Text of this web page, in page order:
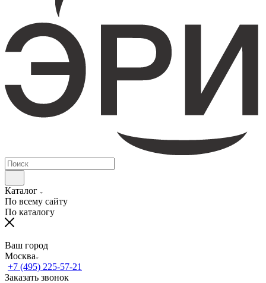
Каталог
По всему сайту
По каталогу
Ваш город
Москва
+7 (495) 225-57-21
Заказать звонок